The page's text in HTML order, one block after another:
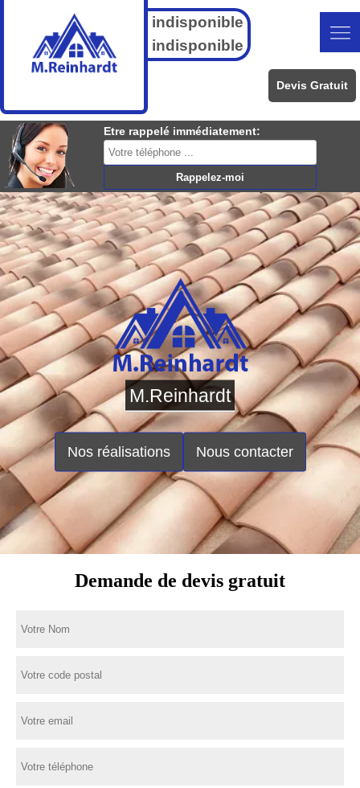
indisponible
indisponible
Devis Gratuit
Etre rappelé immédiatement:
M.Reinhardt
Nos réalisations Nous contacter
Demande de devis gratuit